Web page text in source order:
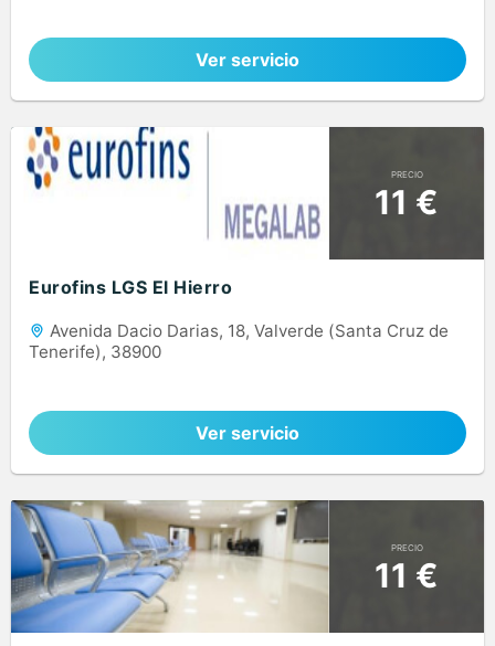
Ver servicio
PRECIO
11 €
Eurofins LGS El Hierro
Avenida Dacio Darias, 18, Valverde (Santa Cruz de
Tenerife), 38900
Ver servicio
PRECIO
11 €